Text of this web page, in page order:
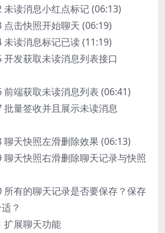
未读消息小红点标记 (06:13)
点击快照开始聊天 (06:19)
未读消息标记已读 (11:19)
开发获取未读消息列表接口
前端获取未读消息列表 (06:41)
批量签收并且展示未读消息
聊天快照左滑删除效果 (06:13)
聊天快照右滑删除聊天记录与快照
所有的聊天记录是否要保存？保存
？
扩展聊天功能